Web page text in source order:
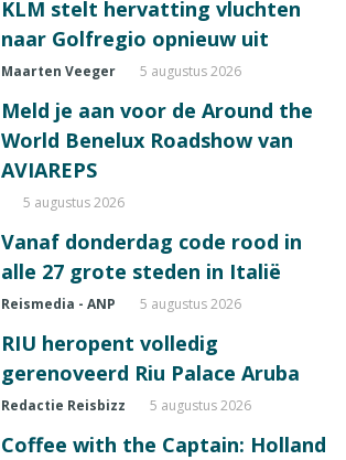
KLM stelt hervatting vluchten
naar Golfregio opnieuw uit
Maarten Veeger 5 augustus 2026
Meld je aan voor de Around the
World Benelux Roadshow van
AVIAREPS
5 augustus 2026
Vanaf donderdag code rood in
alle 27 grote steden in Italië
Reismedia - ANP 5 augustus 2026
RIU heropent volledig
gerenoveerd Riu Palace Aruba
Redactie Reisbizz 5 augustus 2026
Coffee with the Captain: Holland